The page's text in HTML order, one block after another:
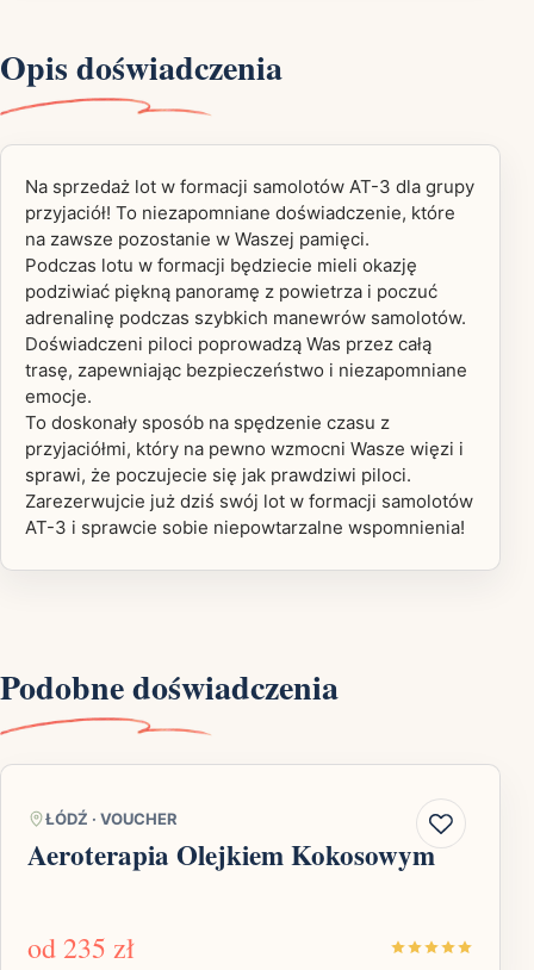
Opis doświadczenia
Na sprzedaż lot w formacji samolotów AT-3 dla grupy
przyjaciół! To niezapomniane doświadczenie, które
na zawsze pozostanie w Waszej pamięci.
Podczas lotu w formacji będziecie mieli okazję
podziwiać piękną panoramę z powietrza i poczuć
adrenalinę podczas szybkich manewrów samolotów.
Doświadczeni piloci poprowadzą Was przez całą
trasę, zapewniając bezpieczeństwo i niezapomniane
emocje.
To doskonały sposób na spędzenie czasu z
przyjaciółmi, który na pewno wzmocni Wasze więzi i
sprawi, że poczujecie się jak prawdziwi piloci.
Zarezerwujcie już dziś swój lot w formacji samolotów
AT-3 i sprawcie sobie niepowtarzalne wspomnienia!
Podobne doświadczenia
ŁÓDŹ · VOUCHER
Aeroterapia Olejkiem Kokosowym
od 235 zł